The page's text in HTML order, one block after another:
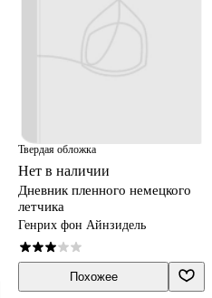
Твердая обложка
Нет в наличии
Дневник пленного немецкого
летчика
Генрих фон Айнзидель
Похожее